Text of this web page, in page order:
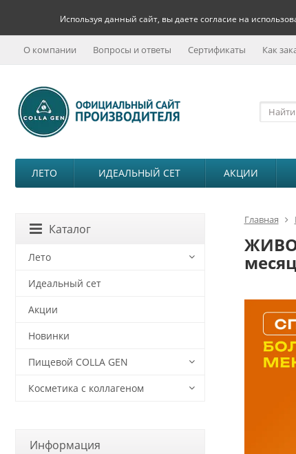
Используя данный сайт, вы даете согласие на
О компании Вопросы и ответы Сертификаты Как
ЛЕТО ИДЕАЛЬНЫЙ СЕТ АКЦИИ
Главная
Каталог
Лето
Идеальный сет
Акции
Новинки
Пищевой COLLA GEN
Косметика с коллагеном
Информация